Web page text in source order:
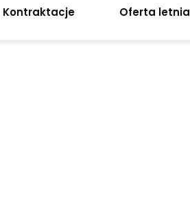
Kontraktacje Oferta letnia